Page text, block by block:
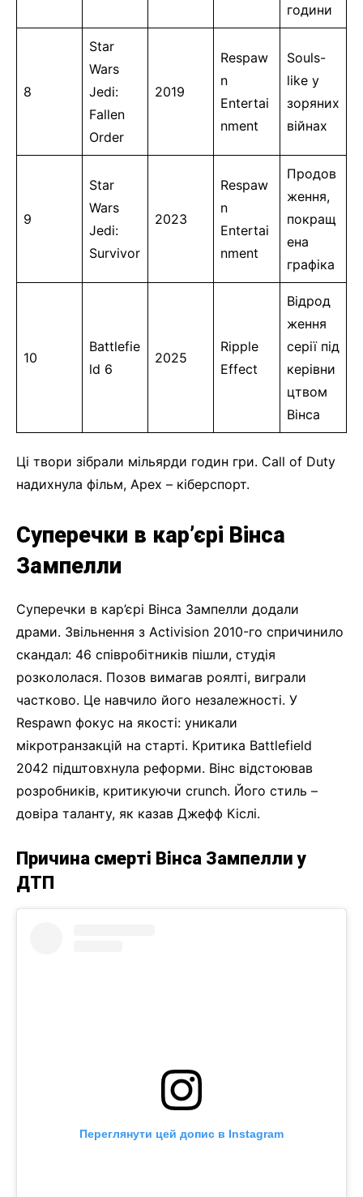
години
8
Star
Wars
Jedi:
Fallen
Order
2019
Respaw
n
Entertai
nment
Souls-
like у
зоряних
війнах
9
Star
Wars
Jedi:
Survivor
2023
Respaw
n
Entertai
nment
Продов
ження,
покращ
ена
графіка
10
Battlefie
ld 6
2025
Ripple
Effect
Відрод
ження
серії під
керівни
цтвом
Вінса
Ці твори зібрали мільярди годин гри. Call of Duty
надихнула фільм, Apex – кіберспорт.
Суперечки в кар’єрі Вінса
Зампелли
Суперечки в кар’єрі Вінса Зампелли додали
драми. Звільнення з Activision 2010-го спричинило
скандал: 46 співробітників пішли, студія
розкололася. Позов вимагав роялті, виграли
частково. Це навчило його незалежності. У
Respawn фокус на якості: уникали
мікротранзакцій на старті. Критика Battlefield
2042 підштовхнула реформи. Вінс відстоював
розробників, критикуючи crunch. Його стиль –
довіра таланту, як казав Джефф Кіслі.
Причина смерті Вінса Зампелли у
ДТП
Переглянути цей допис в Instagram